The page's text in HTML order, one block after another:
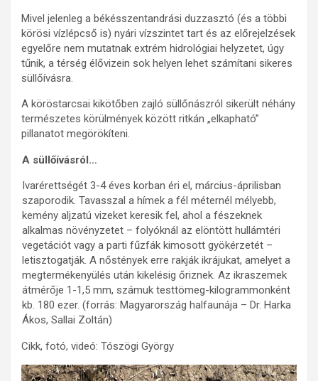
Mivel jelenleg a békésszentandrási duzzasztó (és a többi
körösi vízlépcső is) nyári vízszintet tart és az előrejelzések
egyelőre nem mutatnak extrém hidrológiai helyzetet, úgy
tűnik, a térség élővizein sok helyen lehet számítani sikeres
süllőívásra.
A köröstarcsai kikötőben zajló süllőnászról sikerült néhány
természetes körülmények között ritkán „elkapható”
pillanatot megörökíteni.
A süllőívásról…
Ivarérettségét 3-4 éves korban éri el, március-áprilisban
szaporodik. Tavasszal a hímek a fél méternél mélyebb,
kemény aljzatú vizeket keresik fel, ahol a fészeknek
alkalmas növényzetet – folyóknál az elöntött hullámtéri
vegetációt vagy a parti fűzfák kimosott gyökérzetét –
letisztogatják. A nőstények erre rakják ikrájukat, amelyet a
megtermékenyülés után kikelésig őriznek. Az ikraszemek
átmérője 1-1,5 mm, számuk testtömeg-kilogrammonként
kb. 180 ezer. (forrás: Magyarország halfaunája – Dr. Harka
Ákos, Sallai Zoltán)
Cikk, fotó, videó: Tószögi György